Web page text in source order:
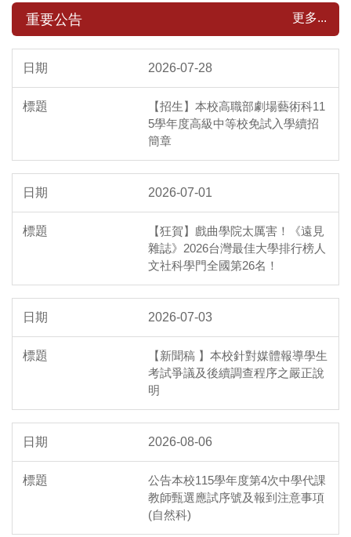
重要公告
2026-07-28
【招生】本校高職部劇場藝術科11
5學年度高級中等校免試入學續招
簡章
2026-07-01
【狂賀】戲曲學院太厲害！《遠見
雜誌》2026台灣最佳大學排行榜人
文社科學門全國第26名！
2026-07-03
【新聞稿 】本校針對媒體報導學生
考試爭議及後續調查程序之嚴正說
明
2026-08-06
公告本校115學年度第4次中學代課
教師甄選應試序號及報到注意事項
(自然科)
更多...